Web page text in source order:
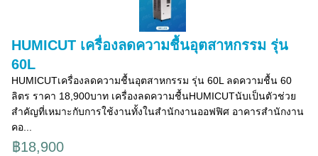
HUMICUT เครื่องลดความชื้นอุตสาหกรรม รุ่น
60L
HUMICUTเครื่องลดความชื้นอุตสาหกรรม รุ่น 60L ลดความชื้น 60
ลิตร ราคา 18,900บาท เครื่องลดความชื้นHUMICUTนับเป็นตัวช่วย
สำคัญที่เหมาะกับการใช้งานทั้งในสำนักงานออฟฟิศ อาคารสำนักงาน
คอ...
฿18,900